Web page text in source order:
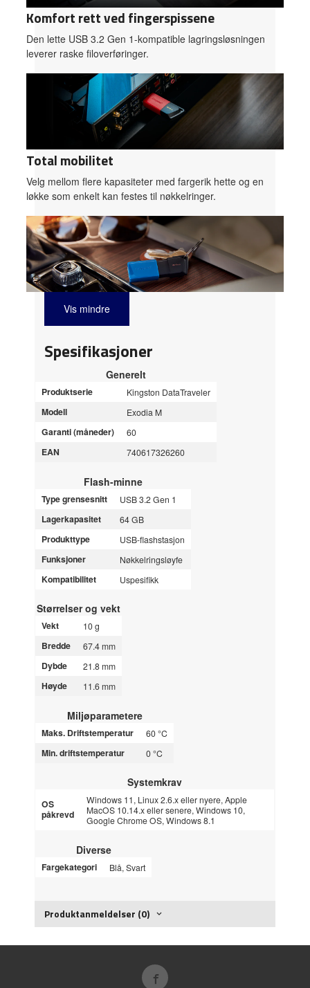
Komfort rett ved fingerspissene
Den lette USB 3.2 Gen 1-kompatible lagringsløsningen
leverer raske filoverføringer.
Total mobilitet
Velg mellom flere kapasiteter med fargerik hette og en
løkke som enkelt kan festes til nøkkelringer.
Vis mindre
Spesifikasjoner
Generelt
Produktserie Kingston DataTraveler
Modell Exodia M
Garanti (måneder) 60
EAN 740617326260
Flash-minne
Type grensesnitt USB 3.2 Gen 1
Lagerkapasitet 64 GB
Produkttype USB-flashstasjon
Funksjoner Nøkkelringsløyfe
Kompatibilitet Uspesifikk
Størrelser og vekt
Vekt 10 g
Bredde 67.4 mm
Dybde 21.8 mm
Høyde 11.6 mm
Miljøparametere
Maks. Driftstemperatur 60 °C
Min. driftstemperatur 0 °C
Systemkrav
OS
påkrevd
Windows 11, Linux 2.6.x eller nyere, Apple
MacOS 10.14.x eller senere, Windows 10,
Google Chrome OS, Windows 8.1
Diverse
Fargekategori Blå, Svart
Produktanmeldelser (0)